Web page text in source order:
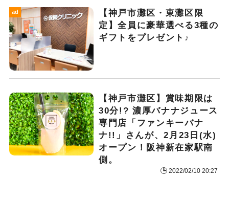
ad
【神戸市灘区・東灘区限
定】全員に豪華選べる3種の
ギフトをプレゼント♪
【神戸市灘区】賞味期限は
30分!? 濃厚バナナジュース
専門店「ファンキーバナ
ナ!!」さんが、2月23日(水)
オープン！阪神新在家駅南
側。
2022/02/10 20:27